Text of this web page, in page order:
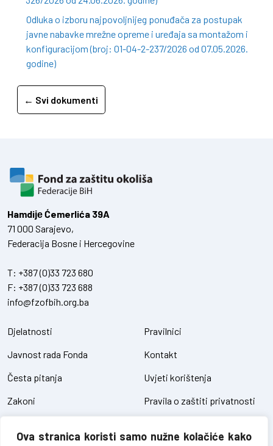
Ova stranica koristi samo nužne kolačiće kako
Odluka o izboru najpovoljnijeg ponuđača za postupak
javne nabavke mrežne opreme i uređaja sa montažom i
konfiguracijom (broj: 01-04-2-237/2026 od 07.05.2026.
godine)
← Svi dokumenti
Hamdiје Ćemerlića 39A
71 000 Sarajevo,
Federacija Bosne i Hercegovine
T: +387 (0)33 723 680
F: +387 (0)33 723 688
info@fzofbih.org.ba
Djelatnosti
Javnost rada Fonda
Česta pitanja
Zakoni
Pravilnici
Kontakt
Uvjeti korištenja
Pravila o zaštiti privatnosti